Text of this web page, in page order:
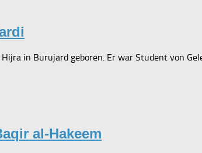
in Burujard geboren. Er war Student von
al-Hakeem